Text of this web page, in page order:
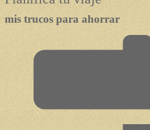
mis trucos para ahorrar